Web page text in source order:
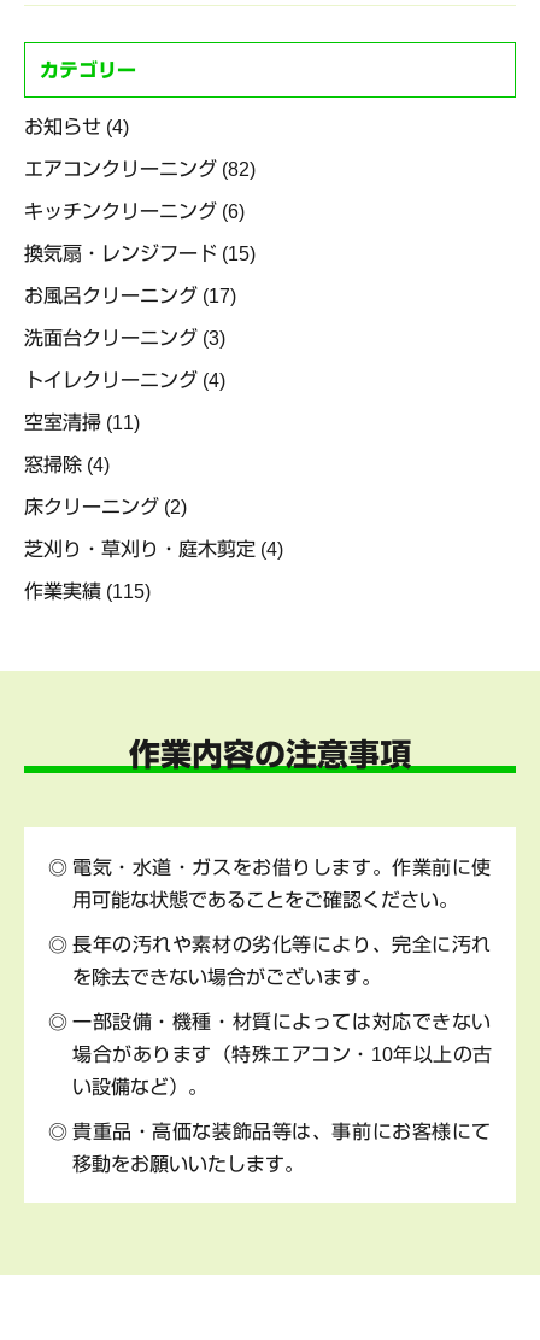
カテゴリー
お知らせ (4)
エアコンクリーニング (82)
キッチンクリーニング (6)
換気扇・レンジフード (15)
お風呂クリーニング (17)
洗面台クリーニング (3)
トイレクリーニング (4)
空室清掃 (11)
窓掃除 (4)
床クリーニング (2)
芝刈り・草刈り・庭木剪定 (4)
作業実績 (115)
作業内容の注意事項
電気・水道・ガスをお借りします。作業前に使
用可能な状態であることをご確認ください。
長年の汚れや素材の劣化等により、完全に汚れ
を除去できない場合がございます。
一部設備・機種・材質によっては対応できない
場合があります（特殊エアコン・10年以上の古
い設備など）。
貴重品・高価な装飾品等は、事前にお客様にて
移動をお願いいたします。